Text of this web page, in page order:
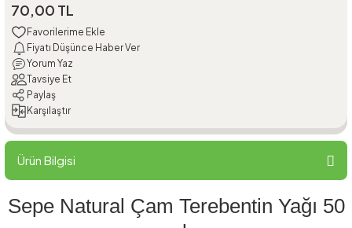
70,00 TL
Fiyatı Düşünce Haber Ver
Yorum Yaz
Tavsiye Et
Paylaş
Karşılaştır
Ürün Bilgisi
Sepe Natural Çam Terebentin Yağı 50